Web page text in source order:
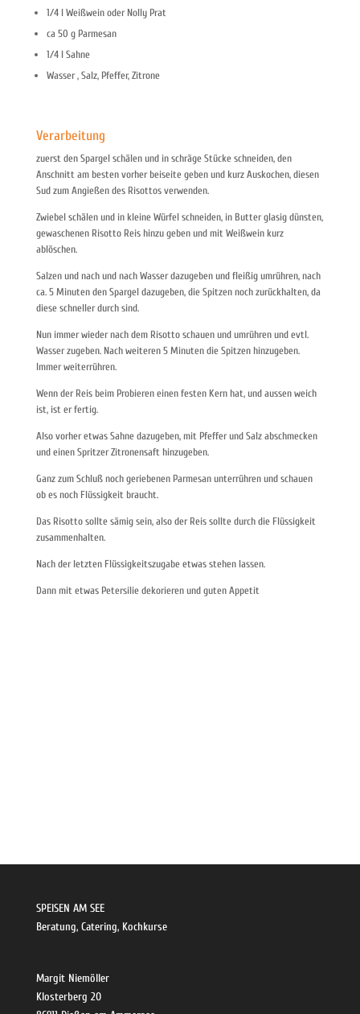
1/4 l Weißwein oder Nolly Prat
ca 50 g Parmesan
1/4 l Sahne
Wasser , Salz, Pfeffer, Zitrone
Verarbeitung
zuerst den Spargel schälen und in schräge Stücke schneiden, den
Anschnitt am besten vorher beiseite geben und kurz Auskochen, diesen
Sud zum Angießen des Risottos verwenden.
Zwiebel schälen und in kleine Würfel schneiden, in Butter glasig dünsten,
gewaschenen Risotto Reis hinzu geben und mit Weißwein kurz
ablöschen.
Salzen und nach und nach Wasser dazugeben und fleißig umrühren, nach
ca. 5 Minuten den Spargel dazugeben, die Spitzen noch zurückhalten, da
diese schneller durch sind.
Nun immer wieder nach dem Risotto schauen und umrühren und evtl.
Wasser zugeben. Nach weiteren 5 Minuten die Spitzen hinzugeben.
Immer weiterrühren.
Wenn der Reis beim Probieren einen festen Kern hat, und aussen weich
ist, ist er fertig.
Also vorher etwas Sahne dazugeben, mit Pfeffer und Salz abschmecken
und einen Spritzer Zitronensaft hinzugeben.
Ganz zum Schluß noch geriebenen Parmesan unterrühren und schauen
ob es noch Flüssigkeit braucht.
Das Risotto sollte sämig sein, also der Reis sollte durch die Flüssigkeit
zusammenhalten.
Nach der letzten Flüssigkeitszugabe etwas stehen lassen.
Dann mit etwas Petersilie dekorieren und guten Appetit
SPEISEN AM SEE
Beratung, Catering, Kochkurse
Margit Niemöller
Klosterberg 20